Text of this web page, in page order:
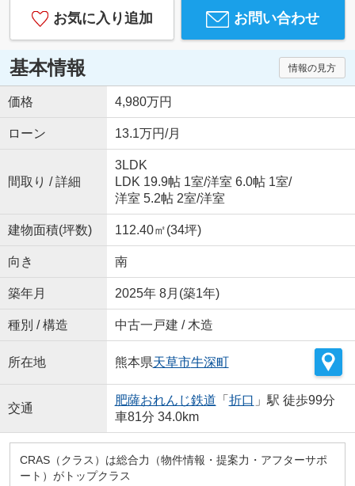
お気に入り追加 お問い合わせ
基本情報 情報の見方
価格 4,980万円
ローン 13.1万円/月
間取り / 詳細
3LDK
LDK 19.9帖 1室/洋室 6.0帖 1室/
洋室 5.2帖 2室/洋室
建物面積(坪数) 112.40㎡(34坪)
向き 南
築年月 2025年 8月(築1年)
種別 / 構造 中古一戸建 / 木造
所在地 熊本県天草市牛深町
交通
肥薩おれんじ鉄道 「 折口 」駅 徒歩99分
車81分 34.0km
CRAS（クラス）は総合力（物件情報・提案力・アフターサポ
ート）がトップクラス